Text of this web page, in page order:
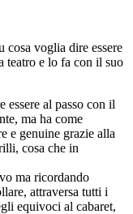
cosa voglia dire essere
teatro e lo fa con il suo
essere al passo con il
ma ha come
e genuine grazie alla
cosa che in
ma ricordando
attraversa tutti i
equivoci al cabaret,